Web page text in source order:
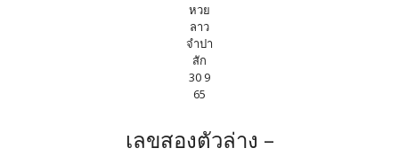
หวย
ลาว
จำปา
สัก
30 9
65
เลขสองตัวล่าง –